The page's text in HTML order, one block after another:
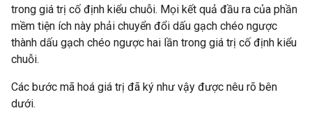
trong giá trị cố định kiểu chuỗi. Mọi kết quả đầu ra của phần
mềm tiện ích này phải chuyển đổi dấu gạch chéo ngược
thành dấu gạch chéo ngược hai lần trong giá trị cố định kiểu
chuỗi.
Các bước mã hoá giá trị đã ký như vậy được nêu rõ bên
dưới.